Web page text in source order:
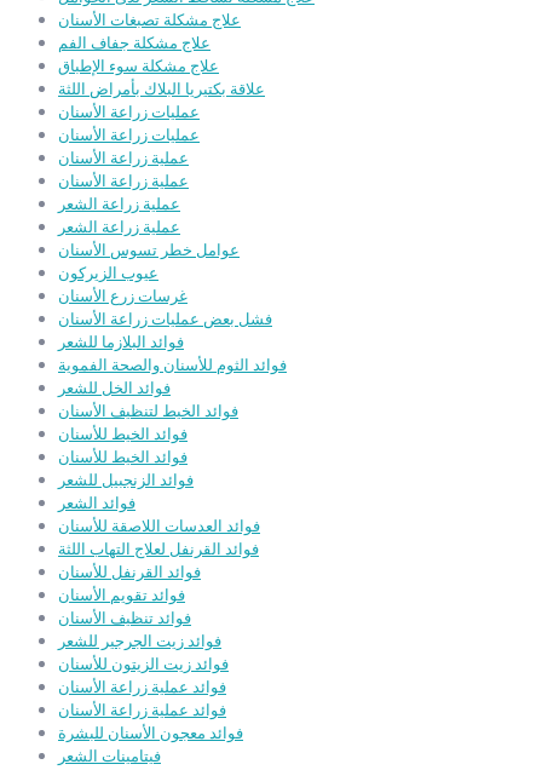
علاج مشكلة تصبغات الأسنان
علاج مشكلة جفاف الفم
علاج مشكلة سوء الإطباق
علاقة بكتيريا البلاك بأمراض اللثة
عمليات زراعة الأسنان
عمليات زراعة الأسنان
عملية زراعة الأسنان
عملية زراعة الأسنان
عملية زراعة الشعر
عملية زراعة الشعر
عوامل خطر تسوس الأسنان
عيوب الزيركون
غرسات زرع الأسنان
فشل بعض عمليات زراعة الأسنان
فوائد البلازما للشعر
فوائد الثوم للأسنان والصحة الفموية
فوائد الخل للشعر
فوائد الخيط لتنظيف الأسنان
فوائد الخيط للأسنان
فوائد الخيط للأسنان
فوائد الزنجبيل للشعر
فوائد الشعر
فوائد العدسات اللاصقة للأسنان
فوائد القرنفل لعلاج التهاب اللثة
فوائد القرنفل للأسنان
فوائد تقويم الأسنان
فوائد تنظيف الأسنان
فوائد زيت الجرجير للشعر
فوائد زيت الزيتون للأسنان
فوائد عملية زراعة الأسنان
فوائد عملية زراعة الأسنان
فوائد معجون الأسنان للبشرة
فيتامينات الشعر